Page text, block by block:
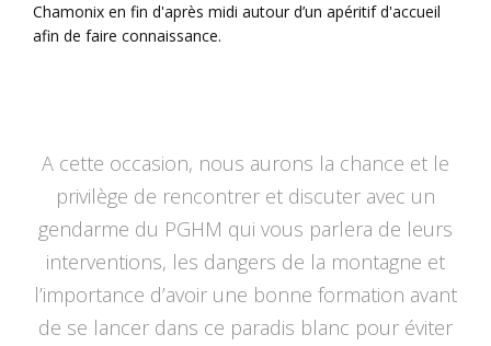
Chamonix en fin d'après midi autour d’un apéritif d'accueil
afin de faire connaissance.
A cette occasion, nous aurons la chance et le
privilège de rencontrer et discuter avec un
gendarme du PGHM qui vous parlera de leurs
interventions, les dangers de la montagne et
l’importance d’avoir une bonne formation avant
de se lancer dans ce paradis blanc pour éviter